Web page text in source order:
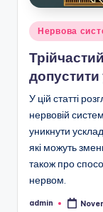
Posted
in
Нервова
У цій статті
нервовій
уникнути
які можуть
також про
нервом.
Posted
admin